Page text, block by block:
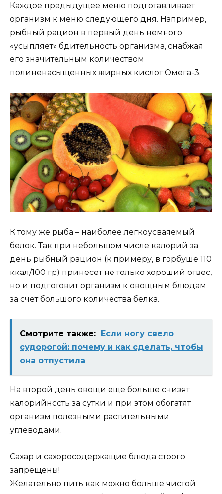
Каждое предыдущее меню подготавливает
организм к меню следующего дня. Например,
рыбный рацион в первый день немного
«усыпляет» бдительность организма, снабжая
его значительным количеством
полиненасыщенных жирных кислот Омега-3.
К тому же рыба – наиболее легкоусваяемый
белок. Так при небольшом числе калорий за
день рыбный рацион (к примеру, в горбуше 110
ккал/100 гр) принесет не только хороший отвес,
но и подготовит организм к овощным блюдам
за счёт большого количества белка.
Смотрите также: Если ногу свело
судорогой: почему и как сделать, чтобы
она отпустила
На второй день овощи еще больше снизят
калорийность за сутки и при этом обогатят
организм полезными растительными
углеводами.
Сахар и сахоросодержащие блюда строго
запрещены!
Желательно пить как можно больше чистой